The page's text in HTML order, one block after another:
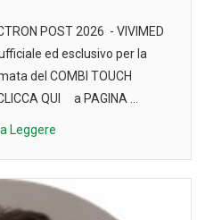
POST 2026 - VIVIMED
ed esclusivo per la
del COMBI TOUCH
QUI a PAGINA ...
Leggere